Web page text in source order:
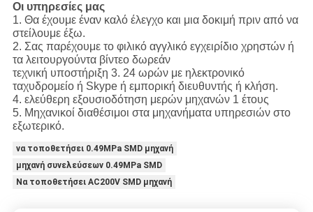
Οι υπηρεσίες μας
1. Θα έχουμε έναν καλό έλεγχο και μια δοκιμή πριν από να
στείλουμε έξω.
2. Σας παρέχουμε το φιλικό αγγλικό εγχειρίδιο χρηστών ή
τα λειτουργούντα βίντεο δωρεάν
τεχνική υποστήριξη 3. 24 ωρών με ηλεκτρονικό
ταχυδρομείο ή Skype ή εμπορική διευθυντής ή κλήση.
4. ελεύθερη εξουσιοδότηση μερών μηχανών 1 έτους
5. Μηχανικοί διαθέσιμοι στα μηχανήματα υπηρεσιών στο
εξωτερικό.
να τοποθετήσει 0.49MPa SMD μηχανή
μηχανή συνελεύσεων 0.49MPa SMD
Να τοποθετήσει AC200V SMD μηχανή